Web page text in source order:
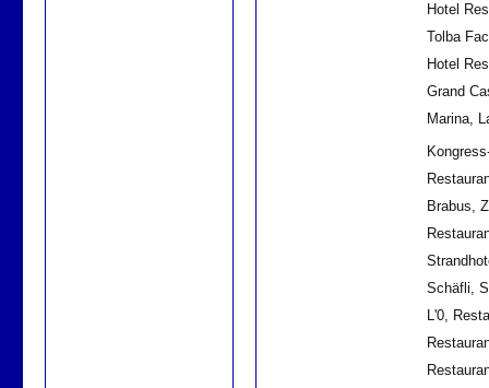
Hotel
Tolba
Hotel
Grand
Marina,
Brabus,
Schäfli,
L'0,